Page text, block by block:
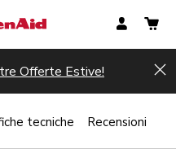
Offerte Estive!
tecniche Recensioni